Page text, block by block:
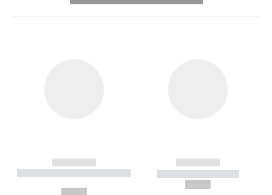
------------
----------- ----------- --------
------------
----------- -----------